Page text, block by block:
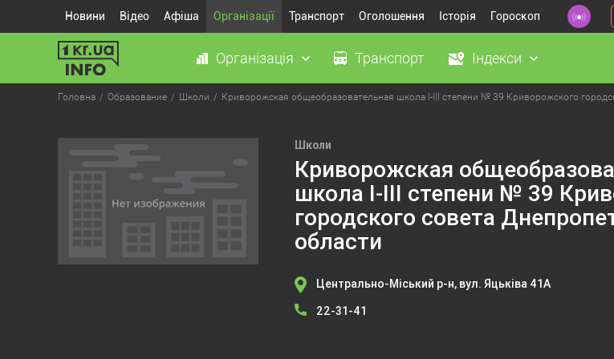
Новини Відео Афіша Організації Транспорт Оголошення Історія Гороскоп
Організація Транспорт Індекси
Головна Образование Школи Криворожская общеобразовательная школа I-III степени № 39 Криворожского
Школи
Криворожская
школа I-III степени № 39
городского совета
области
Центрально-Міський р-н, вул. Яцьківа 41А
22-31-41